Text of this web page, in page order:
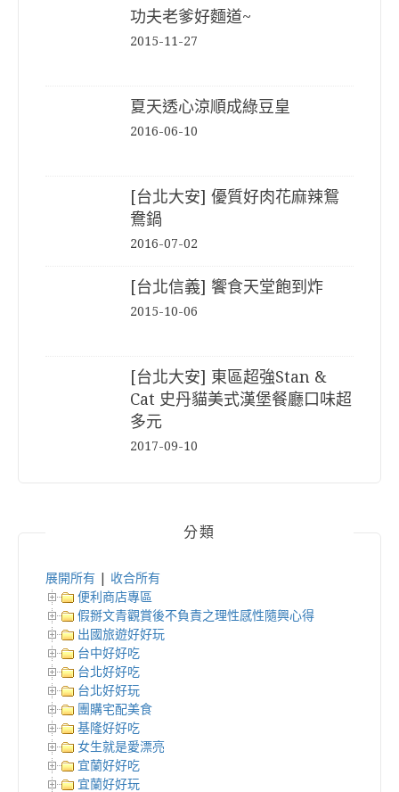
功夫老爹好麵道~
2015-11-27
夏天透心涼順成綠豆皇
2016-06-10
[台北大安] 優質好肉花麻辣鴛
鴦鍋
2016-07-02
[台北信義] 饗食天堂飽到炸
2015-10-06
[台北大安] 東區超強Stan &
Cat 史丹貓美式漢堡餐廳口味超
多元
2017-09-10
分類
展開所有
收合所有
便利商店專區
假掰文青觀賞後不負責之理性感性隨興心得
出國旅遊好好玩
台中好好吃
台北好好吃
台北好好玩
團購宅配美食
基隆好好吃
女生就是愛漂亮
宜蘭好好吃
宜蘭好好玩